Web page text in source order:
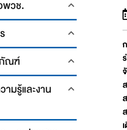
พวช.
ณฑ์
ามรู้และงาน